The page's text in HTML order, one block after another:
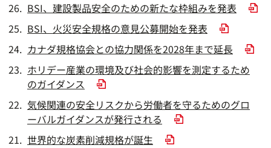
BSI、建設製品安全のための新たな枠組みを発表
BSI、火災安全規格の意見公募開始を発表
カナダ規格協会との協力関係を2028年まで延長
ホリデー産業の環境及び社会的影響を測定するため
のガイダンス
気候関連の安全リスクから労働者を守るためのグロ
ーバルガイダンスが発行される
世界的な炭素削減規格が誕生